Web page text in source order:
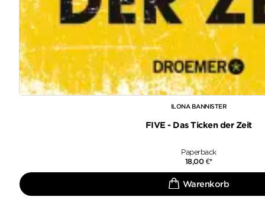
ILONA BANNISTER
FIVE - Das Ticken der Zeit
Paperback
18,00 €*